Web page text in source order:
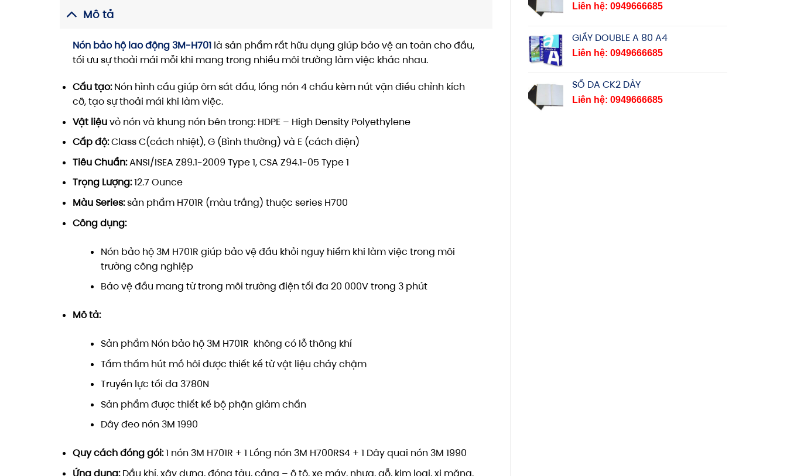
Liên hệ: 0949666685
GIẤY DOUBLE A 80 A4
Liên hệ: 0949666685
SỔ DA CK2 DÀY
Liên hệ: 0949666685
Mô tả
Nón bảo hộ lao động 3M-H701là sản phẩm rất hữu dụng giúp bảo vệ an toàn cho đầu,
tối ưu sự thoải mái mỗi khi mang trong nhiều môi trường làm việc khác nhau.
Cấu tạo:Nón hình cầu giúp ôm sát đầu, lồng nón 4 chấu kèm nút vặn điều chỉnh kích
cỡ, tạo sự thoải mái khi làm việc.
Vật liệuvỏ nón và khung nón bên trong: HDPE – High Density Polyethylene
Cấp độ:Class C(cách nhiệt), G (Bình thường) và E (cách điện)
Tiêu Chuẩn:ANSI/ISEA Z89.1-2009 Type 1, CSA Z94.1-05 Type 1
Trọng Lượng:12.7 Ounce
Màu Series:sản phẩm H701R (màu trắng) thuộc series H700
Công dụng:
Nón bảo hộ 3M H701R giúp bảo vệ đầu khỏi nguy hiểm khi làm việc trong môi
trường công nghiệp
Bảo vệ đầu mang từ trong môi trường điện tối đa 20 000V trong 3 phút
Mô tả:
Sản phẩm Nón bảo hộ 3M H701R không có lỗ thông khí
Tấm thấm hút mồ hôi được thiết kế từ vật liệu cháy chậm
Truyền lực tối đa 3780N
Sản phẩm được thiết kế bộ phận giảm chấn
Dây đeo nón 3M 1990
Quy cách đóng gói:1 nón 3M H701R + 1 Lồng nón 3M H700RS4 + 1 Dây quai nón 3M 1990
Ứng dụng:Dầu khí, xây dựng, đóng tàu, cảng – ô tô, xe máy, nhựa, gỗ, kim loại, xi măng,